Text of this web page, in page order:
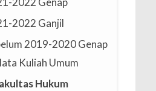
2022 Ganjil
2019-2020 Genap
Kuliah Umum
Hukum